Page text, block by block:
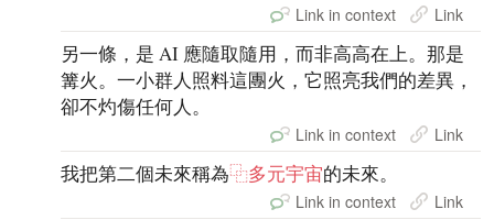
Link in context Link
另一條，是 AI 應隨取隨用，而非高高在上。那是
篝火。一小群人照料這團火，它照亮我們的差異，
卻不灼傷任何人。
Link in context Link
我把第二個未來稱為⿻多元宇宙的未來。
Link in context Link